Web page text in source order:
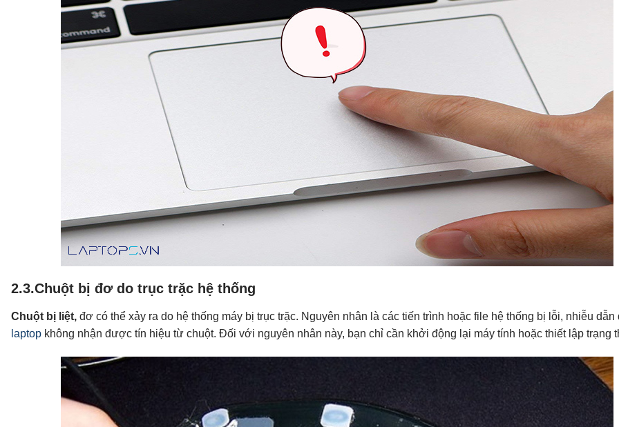
2.3.Chuột bị đơ do trục trặc hệ thống
Chuột bị liệt, đơ có thể xảy ra do hệ thống máy bị trục trặc. Nguyên nhân là các tiến trình hoặc file hệ thống bị lỗi, nhiễu dẫn
laptop không nhận được tín hiệu từ chuột. Đối với nguyên nhân này, bạn chỉ cần khởi động lại máy tính hoặc thiết lập trạng